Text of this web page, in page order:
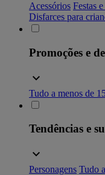
Acessórios Festas
Disfarces para
Promoções e
Tudo a menos de
Tendências e
Personagens Tudo